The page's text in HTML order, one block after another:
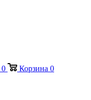
0 Корзина 0